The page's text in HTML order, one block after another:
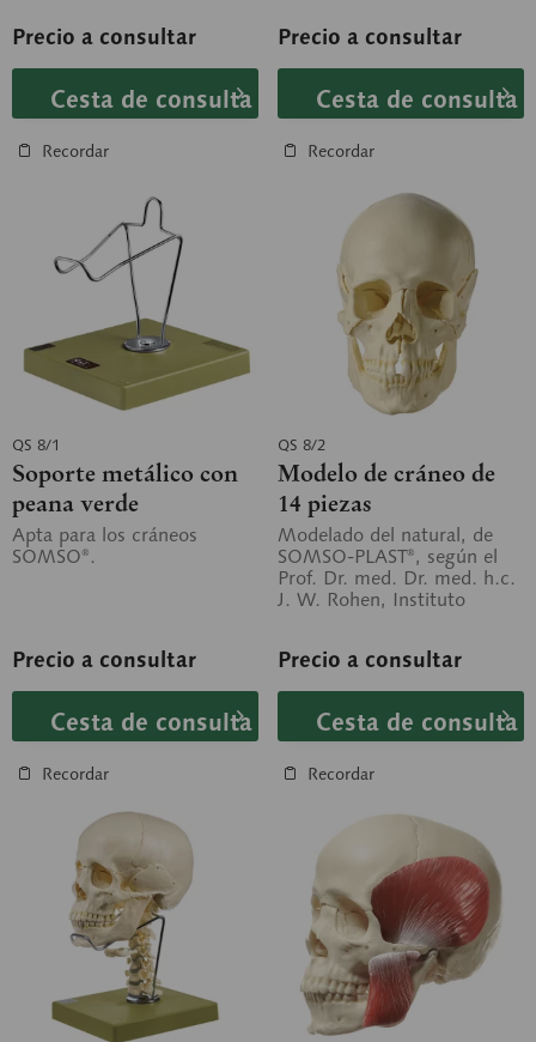
Precio a consultar
Cesta de consulta
Recordar
Precio a consultar
Cesta de consulta
Recordar
QS 8/1
Soporte metálico con
peana verde
Apta para los cráneos
SOMSO®.
Precio a consultar
Cesta de consulta
Recordar
QS 8/2
Modelo de cráneo de
14 piezas
Modelado del natural, de
SOMSO-PLAST®, según el
Prof. Dr. med. Dr. med. h.c.
J. W. Rohen, Instituto
Precio a consultar
Cesta de consulta
Recordar